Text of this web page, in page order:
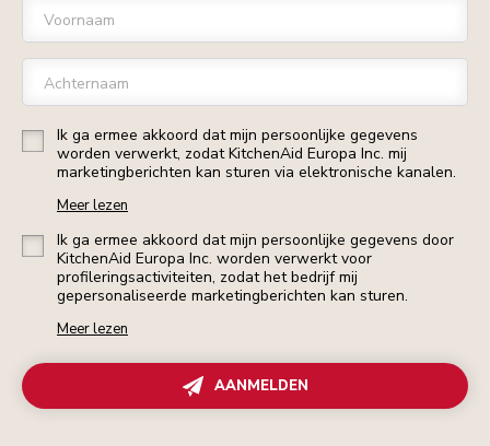
Voornaam
Achternaam
Ik ga ermee akkoord dat mijn persoonlijke gegevens
worden verwerkt, zodat KitchenAid Europa Inc. mij
marketingberichten kan sturen via elektronische kanalen.
Meer lezen
Ik ga ermee akkoord dat mijn persoonlijke gegevens door
KitchenAid Europa Inc. worden verwerkt voor
profileringsactiviteiten, zodat het bedrijf mij
gepersonaliseerde marketingberichten kan sturen.
Meer lezen
AANMELDEN